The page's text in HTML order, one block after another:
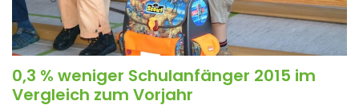
0,3 % weniger Schulanfänger 2015 im
Vergleich zum Vorjahr